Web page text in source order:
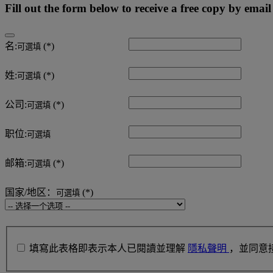
Fill out the form below to receive a free copy by email
名:可選填
姓:可選填
公司:可選填
职位:可選填
邮箱:可選填
国家/地区： 可選填
填寫此表格即表示本人已閱讀並理解 隱私聲明 ，並同意